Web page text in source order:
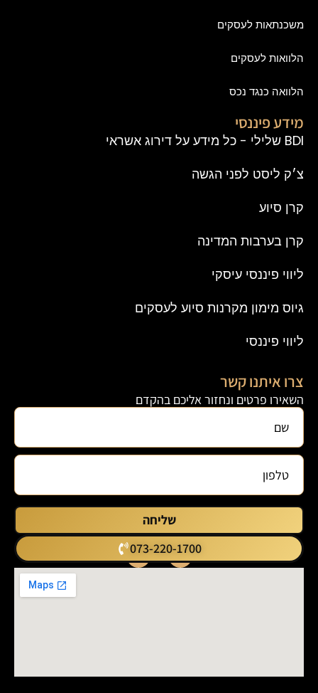
משכנתאות לעסקים
הלוואות לעסקים
הלוואה כנגד נכס
מידע פיננסי
BDI שלילי - כל מידע על דירוג אשראי
צ׳ק ליסט לפני הגשה
קרן סיוע
קרן בערבות המדינה
ליווי פיננסי עיסקי
גיוס מימון מקרנות סיוע לעסקים
ליווי פיננסי
צרו איתנו קשר
השאירו פרטים ונחזור אליכם בהקדם
שליחה
073-220-1700